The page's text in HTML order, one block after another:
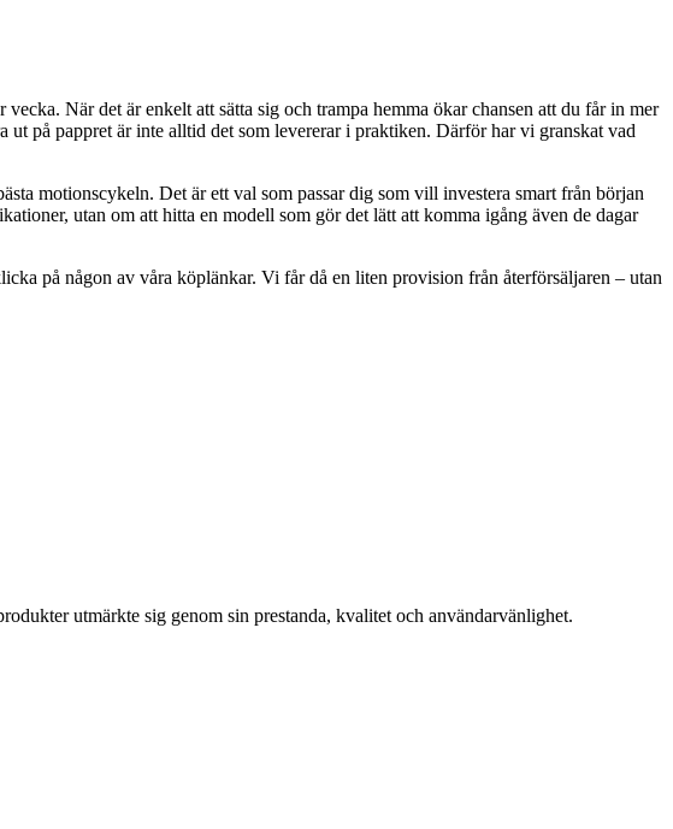
När det är enkelt att sätta sig och trampa hemma ökar chansen att du får in mer
på pappret är inte alltid det som levererar i praktiken. Därför har vi granskat vad
motionscykeln. Det är ett val som passar dig som vill investera smart från början
utan om att hitta en modell som gör det lätt att komma igång även de dagar
på någon av våra köplänkar. Vi får då en liten provision från återförsäljaren – utan
utmärkte sig genom sin prestanda, kvalitet och användarvänlighet.